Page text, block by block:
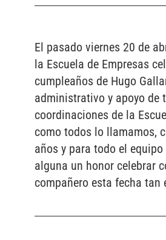
El pasado viernes 20 de
la Escuela de Empresas
cumpleaños de Hugo
administrativo y apoyo de
coordinaciones de la
como todos lo llamamos,
años y para todo el
alguna un honor celebrar
compañero esta fecha tan